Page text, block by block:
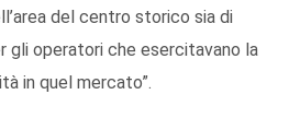
del centro storico sia di
gli operatori che esercitavano la
in quel mercato”.